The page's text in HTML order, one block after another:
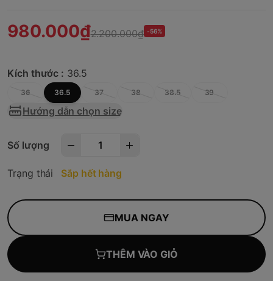
980.000₫2.200.000₫ -56%
Kích thước : 36.5
36 36.5 37 38 38.5 39
Hướng dẫn chọn size
Số lượng
Trạng thái Sắp hết hàng
MUA NGAY
THÊM VÀO GIỎ